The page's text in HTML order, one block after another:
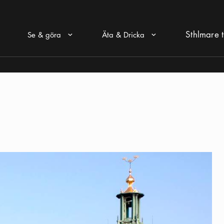
Se & göra Äta & Dricka Sthlmare